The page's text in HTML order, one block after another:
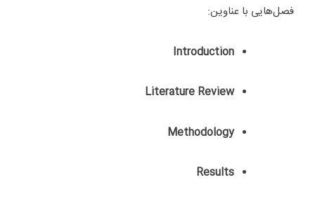
فصل‌هایی با عناوین:
Introduction
Literature Review
Methodology
Results